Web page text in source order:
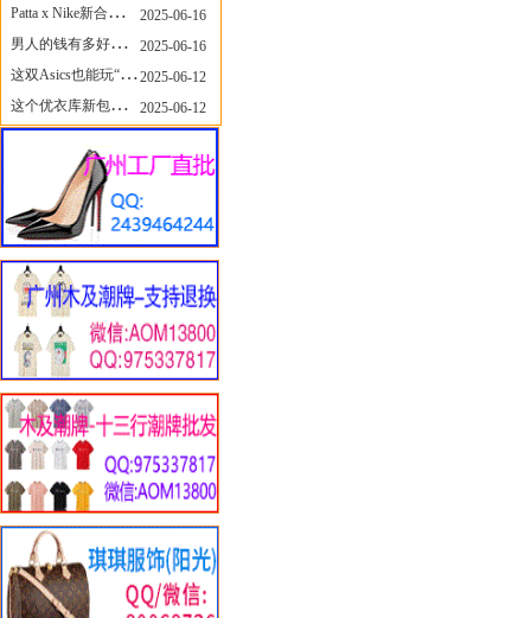
Patta x Nike新合作提前泄露，这次的服饰周边也有亮点？
2025-06-16
男人的钱有多好赚？四个大学生创业卖短裤，年销8个亿！
2025-06-16
这双Asics也能玩“牛仔感”？TOGA联名即将登场！
2025-06-12
这个优衣库新包，能火起来吗？
2025-06-12